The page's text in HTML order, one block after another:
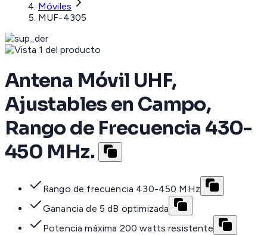
Móviles
MUF-4305
Antena Móvil UHF,
Ajustables en Campo,
Rango de Frecuencia 430-
450 MHz.
Rango de frecuencia 430-450 MHz
Ganancia de 5 dB optimizada
Potencia máxima 200 watts resistente